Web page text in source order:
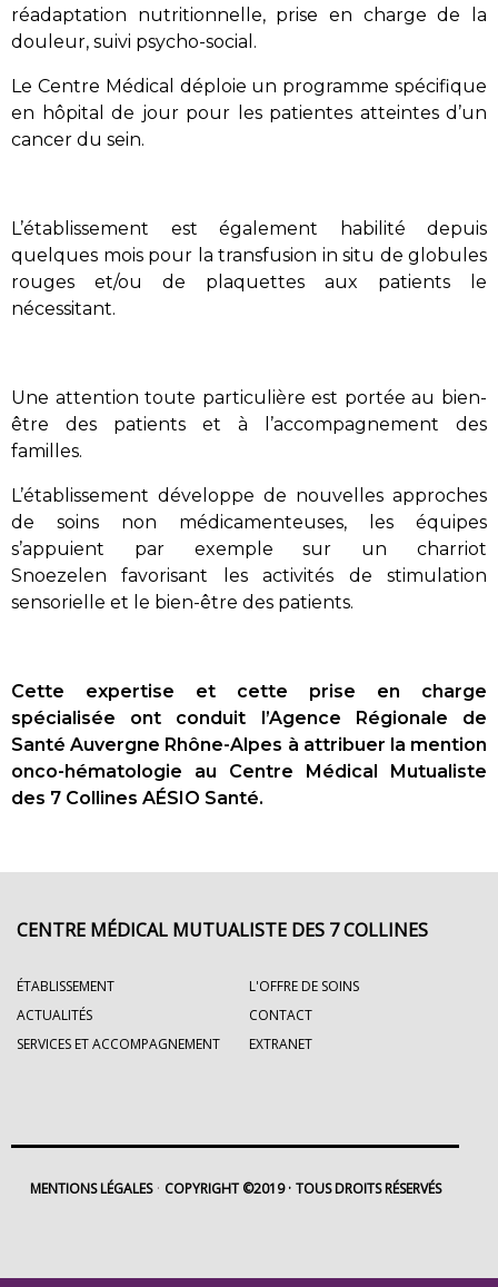
réadaptation nutritionnelle, prise en charge de la
douleur, suivi psycho-social.
Le Centre Médical déploie un programme spécifique
en hôpital de jour pour les patientes atteintes d’un
cancer du sein.
L’établissement est également habilité depuis
quelques mois pour la transfusion in situ de globules
rouges et/ou de plaquettes aux patients le
nécessitant.
Une attention toute particulière est portée au bien-
être des patients et à l’accompagnement des
familles.
L’établissement développe de nouvelles approches
de soins non médicamenteuses, les équipes
s’appuient par exemple sur un charriot
Snoezelen favorisant les activités de stimulation
sensorielle et le bien-être des patients.
Cette expertise et cette prise en charge
spécialisée ont conduit l’Agence Régionale de
Santé Auvergne Rhône-Alpes à attribuer la mention
onco-hématologie au Centre Médical Mutualiste
des 7 Collines AÉSIO Santé.
CENTRE MÉDICAL MUTUALISTE DES 7 COLLINES
ÉTABLISSEMENT
L'OFFRE DE SOINS
ACTUALITÉS
CONTACT
SERVICES ET ACCOMPAGNEMENT
EXTRANET
MENTIONS LÉGALES COPYRIGHT ©2019 TOUS DROITS RÉSERVÉS